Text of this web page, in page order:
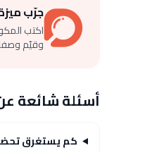
جرّب
اكتب
وقيّم
أسئلة شائعة
كم يستغرق